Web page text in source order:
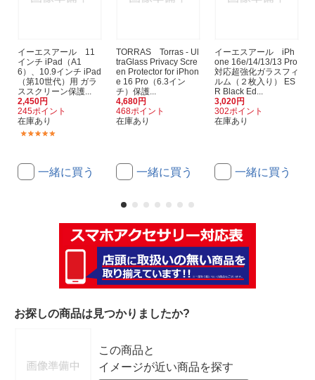
イーエスアール 11
インチ iPad（A1
6）、10.9インチ iPad
（第10世代）用 ガラ
ススクリーン保護...
2,450円
245ポイント
在庫あり
一緒に買う
TORRAS Torras - Ul
traGlass Privacy Scre
en Protector for iPhon
e 16 Pro（6.3イン
チ）保護...
4,680円
468ポイント
在庫あり
一緒に買う
イーエスアール iPh
one 16e/14/13/13 Pro
対応超強化ガラスフィ
ルム（２枚入り） ES
R Black Ed...
3,020円
302ポイント
在庫あり
一緒に買う
お探しの商品は見つかりましたか?
この商品と
イメージが近い商品を探す